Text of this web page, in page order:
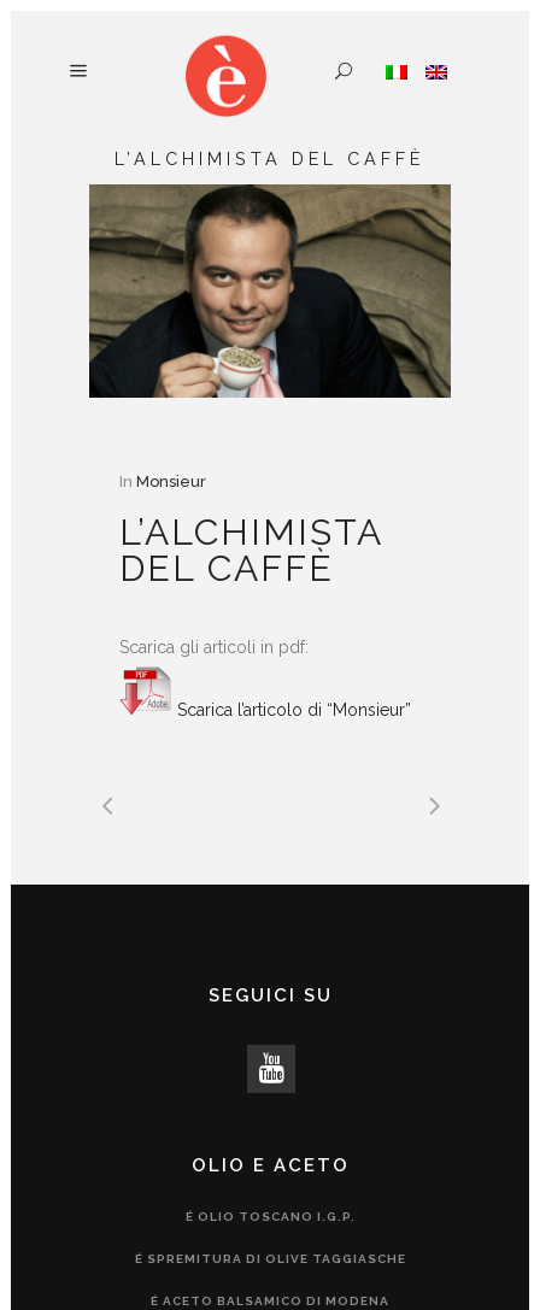
L’ALCHIMISTA DEL CAFFÈ
In Monsieur
L’ALCHIMISTA
DEL CAFFÈ
Scarica gli articoli in pdf:
Scarica l’articolo di “Monsieur”
SEGUICI SU
OLIO E ACETO
É OLIO TOSCANO I.G.P.
É SPREMITURA DI OLIVE TAGGIASCHE
É ACETO BALSAMICO DI MODENA